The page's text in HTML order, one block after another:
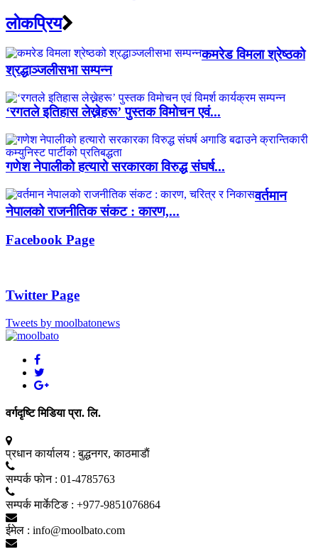
लाेकप्रिय
कमरेड विमला श्रेष्ठको
श्रद्धाञ्जलीसभा सम्पन्न
‘रगतले इतिहास लेख्नेहरू’ पुस्तक विमोचन एवं...
गणेश नेपालीको हत्यारो सरकारका विरुद्ध संघर्ष...
वर्तमान
नेपालको राजनीतिक संकट : कारण,...
Facebook Page
Twitter Page
Tweets by moolbatonews
वर्गदृष्टि मिडिया प्रा. लि.
प्रधान कार्यालय : बुद्धनगर, काठमाडाैं
सम्पर्क फाेन : 01-4785763
सम्पर्क मार्केटिङ : +977-9851076864
ईमेल : info@moolbato.com